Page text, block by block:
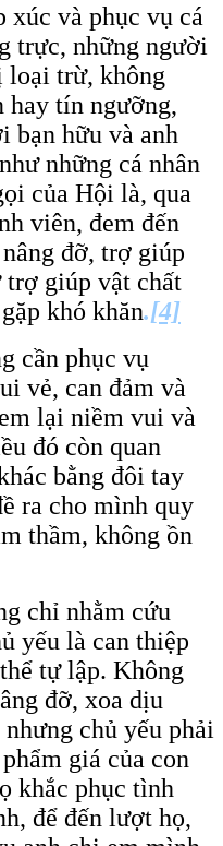
xúc và phục vụ cá
trực, những người
loại trừ, không
hay tín ngưỡng,
bạn hữu và anh
những cá nhân
của Hội là, qua
viên, đem đến
đỡ, trợ giúp
trợ giúp vật chất
khó khăn.[4]
cần phục vụ
vẻ, can đảm và
lại niềm vui và
đó còn quan
bằng đôi tay
ra cho mình quy
thầm, không ồn
chỉ nhằm cứu
yếu là can thiệp
tự lập. Không
đỡ, xoa dịu
chủ yếu phải
giá của con
khắc phục tình
để đến lượt họ,